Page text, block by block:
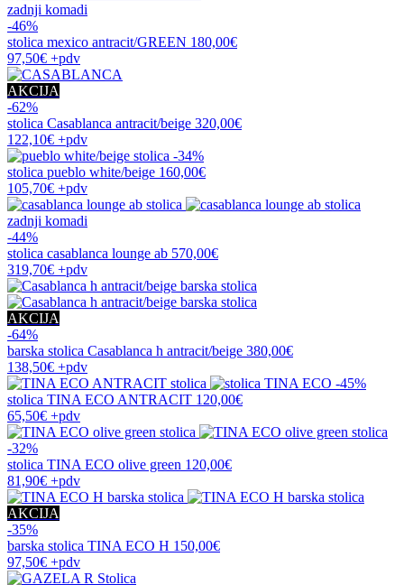
zadnji komadi
-46%
stolica mexico antracit/GREEN 180,00€
97,50€ +pdv
AKCIJA
-62%
stolica Casablanca antracit/beige 320,00€
122,10€ +pdv
-34%
stolica pueblo white/beige 160,00€
105,70€ +pdv
zadnji komadi
-44%
stolica casablanca lounge ab 570,00€
319,70€ +pdv
AKCIJA
-64%
barska stolica Casablanca h antracit/beige 380,00€
138,50€ +pdv
-45%
stolica TINA ECO ANTRACIT 120,00€
65,50€ +pdv
-32%
stolica TINA ECO olive green 120,00€
81,90€ +pdv
AKCIJA
-35%
barska stolica TINA ECO H 150,00€
97,50€ +pdv